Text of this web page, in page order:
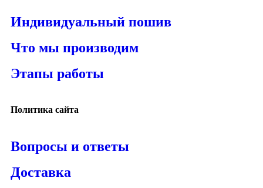
Индивидуальный пошив
Что мы производим
Этапы работы
Политика сайта
Вопросы и ответы
Доставка